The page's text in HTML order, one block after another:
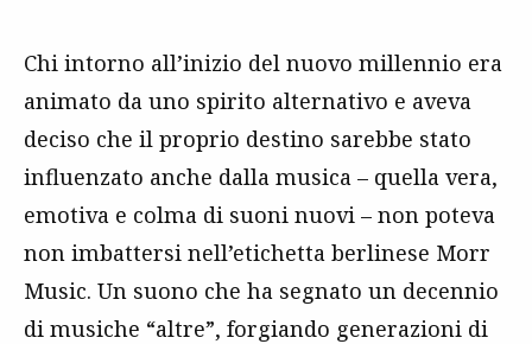
Chi intorno all’inizio del nuovo millennio era
animato da uno spirito alternativo e aveva
deciso che il proprio destino sarebbe stato
influenzato anche dalla musica – quella vera,
emotiva e colma di suoni nuovi – non poteva
non imbattersi nell’etichetta berlinese Morr
Music. Un suono che ha segnato un decennio
di musiche “altre”, forgiando generazioni di